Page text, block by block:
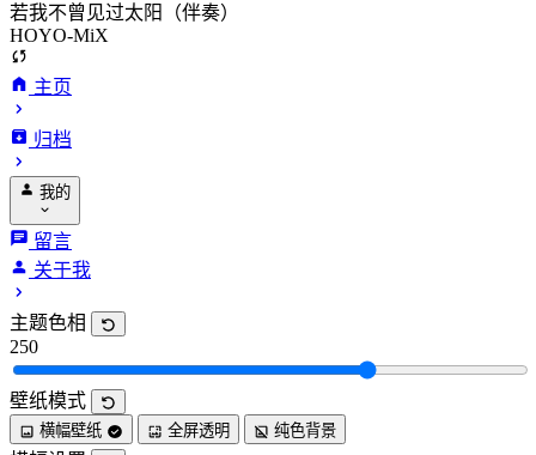
若我不曾见过太阳（伴奏）
HOYO-MiX
主页
归档
我的
留言
关于我
主题色相
250
壁纸模式
横幅壁纸 全屏透明 纯色背景